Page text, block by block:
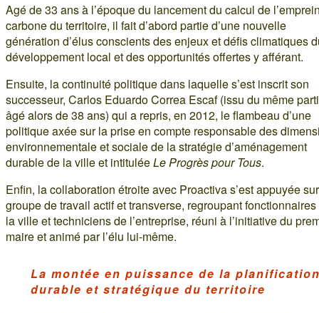
Agé de 33 ans à l’époque du lancement du calcul de
carbone du territoire, il fait d’abord partie d’une nouvelle
génération d’élus conscients des enjeux et défis climatiques
développement local et des opportunités offertes y afférant.
Ensuite, la continuité politique dans laquelle s’est inscrit son
successeur, Carlos Eduardo Correa Escaf (issu du même
âgé alors de 38 ans) qui a repris, en 2012, le flambeau d’une
politique axée sur la prise en compte responsable des
environnementale et sociale de la stratégie d’aménagement
durable de la ville et intituléeLe Progrès pour Tous.
Enfin, la collaboration étroite avec Proactiva s’est appuyée
groupe de travail actif et transverse, regroupant
la ville et techniciens de l’entreprise, réuni à l’initiative du
maire et animé par l’élu lui-même.
La montée en puissance de la
durable et stratégique du territoire